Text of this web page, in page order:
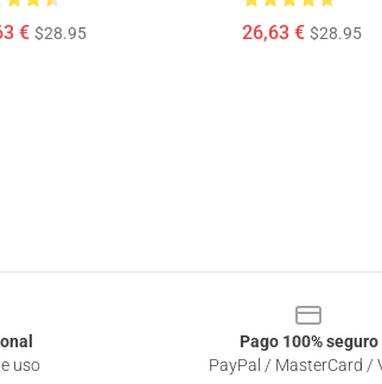
€ $28.95 26,63 € $28.95
uso
Pago 100% seguro
PayPal / MasterCard /